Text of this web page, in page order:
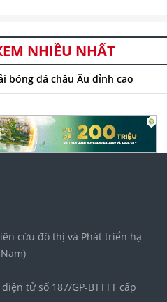
NHIỀU NHẤT
bóng đá châu Âu đỉnh cao
cứu đô thị và Phát triển hạ
tử số 187/GP-BTTTT cấp